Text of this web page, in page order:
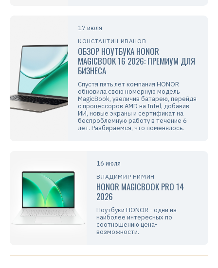
17 июля
КОНСТАНТИН ИВАНОВ
ОБЗОР НОУТБУКА HONOR
MAGICBOOK 16 2026: ПРЕМИУМ ДЛЯ
БИЗНЕСА
Спустя пять лет компания HONOR
обновила свою номерную модель
MagicBook, увеличив батарею, перейдя
с процессоров AMD на Intel, добавив
ИИ, новые экраны и сертификат на
беспроблемную работу в течение 6
лет. Разбираемся, что поменялось.
16 июля
ВЛАДИМИР НИМИН
HONOR MAGICBOOK PRO 14
2026
Ноутбуки HONOR - одни из
наиболее интересных по
соотношению цена-
возможности.